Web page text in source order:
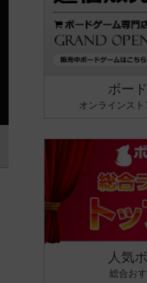
ボー
オンラインス
人気
総合お